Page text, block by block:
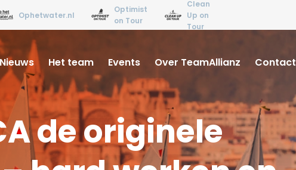
Ophetwater.nl
Optimist
on Tour
Clean
Up on
Tour
Nieuws Het team Events Over TeamAllianz Contact
de originele